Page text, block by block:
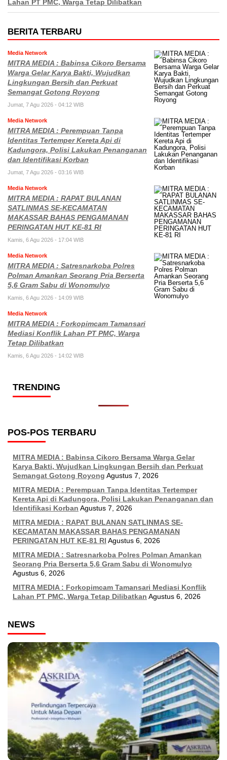
Lahan PT PMC, Warga Tetap Dilibatkan
BERITA TERBARU
Media Network
MITRA MEDIA : Babinsa Cikoro Bersama
Warga Gelar Karya Bakti, Wujudkan
Lingkungan Bersih dan Perkuat
Semangat Gotong Royong
Jumat, 7 Agu 2026 - 04:12 WIB
Media Network
MITRA MEDIA : Perempuan Tanpa
Identitas Tertemper Kereta Api di
Kadungora, Polisi Lakukan Penanganan
dan Identifikasi Korban
Jumat, 7 Agu 2026 - 03:16 WIB
Media Network
MITRA MEDIA : RAPAT BULANAN
SATLINMAS SE-KECAMATAN
MAKASSAR BAHAS PENGAMANAN
PERINGATAN HUT KE-81 RI
Kamis, 6 Agu 2026 - 17:04 WIB
Media Network
MITRA MEDIA : Satresnarkoba Polres
Polman Amankan Seorang Pria Berserta
5,6 Gram Sabu di Wonomulyo
Kamis, 6 Agu 2026 - 14:09 WIB
Media Network
MITRA MEDIA : Forkopimcam Tamansari
Mediasi Konflik Lahan PT PMC, Warga
Tetap Dilibatkan
Kamis, 6 Agu 2026 - 14:02 WIB
TRENDING
POS-POS TERBARU
MITRA MEDIA : Babinsa Cikoro Bersama Warga Gelar
Karya Bakti, Wujudkan Lingkungan Bersih dan Perkuat
Semangat Gotong Royong Agustus 7, 2026
MITRA MEDIA : Perempuan Tanpa Identitas Tertemper
Kereta Api di Kadungora, Polisi Lakukan Penanganan dan
Identifikasi Korban Agustus 7, 2026
MITRA MEDIA : RAPAT BULANAN SATLINMAS SE-
KECAMATAN MAKASSAR BAHAS PENGAMANAN
PERINGATAN HUT KE-81 RI Agustus 6, 2026
MITRA MEDIA : Satresnarkoba Polres Polman Amankan
Seorang Pria Berserta 5,6 Gram Sabu di Wonomulyo
Agustus 6, 2026
MITRA MEDIA : Forkopimcam Tamansari Mediasi Konflik
Lahan PT PMC, Warga Tetap Dilibatkan Agustus 6, 2026
NEWS